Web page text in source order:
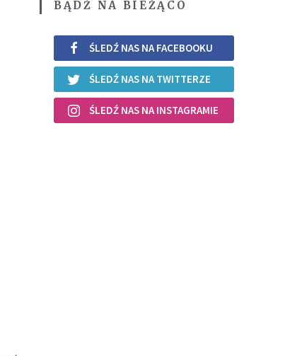
BĄDŹ NA BIEŻĄCO
ŚLEDŹ NAS NA FACEBOOKU
ŚLEDŹ NAS NA TWITTERZE
ŚLEDŹ NAS NA INSTAGRAMIE